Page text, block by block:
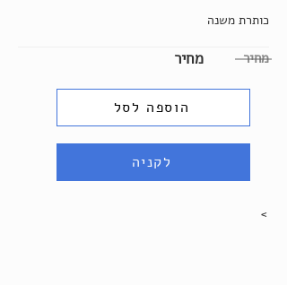
כותרת משנה
מחיר מחיר
הוספה לסל
לקניה
>